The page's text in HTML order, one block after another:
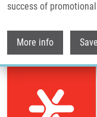
success of
More info Save